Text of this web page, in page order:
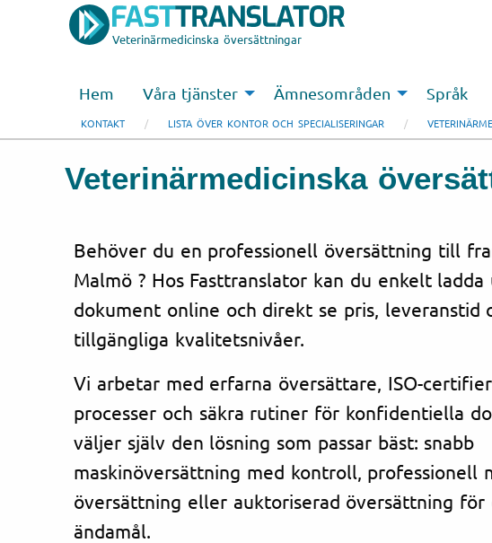
Veterinärmedicinska översättningar
Hem Våra tjänster Ämnesområden Språk
KONTAKT LISTA ÖVER KONTOR OCH SPECIALISERINGAR
Veterinärmedicinska
Behöver du en professionell översättning till
Malmö ? Hos Fasttranslator kan du enkelt
dokument online och direkt se pris, leveranstid
tillgängliga kvalitetsnivåer.
Vi arbetar med erfarna översättare, ISO-
processer och säkra rutiner för konfidentiella
väljer själv den lösning som passar bäst: snabb
maskinöversättning med kontroll, professionell
översättning eller auktoriserad översättning
ändamål.